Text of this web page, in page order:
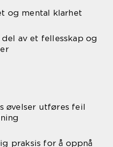
og mental klarhet
av et fellesskap og
øvelser utføres feil
praksis for å oppnå